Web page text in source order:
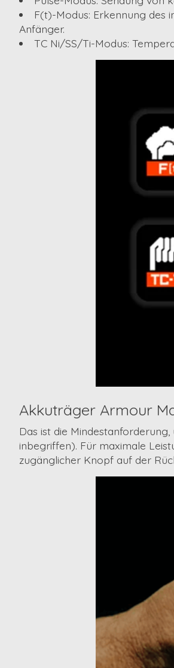
F(t)-Modus: Erkennung des
Anfänger.
TC Ni/SS/Ti-Modus:
Akkuträger Armour
Das ist die
inbegriffen). Für maximale
zugänglicher Knopf auf der